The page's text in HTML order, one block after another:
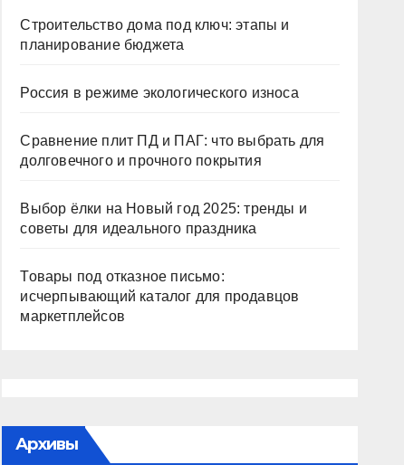
Строительство дома под ключ: этапы и
планирование бюджета
Россия в режиме экологического износа
Сравнение плит ПД и ПАГ: что выбрать для
долговечного и прочного покрытия
Выбор ёлки на Новый год 2025: тренды и
советы для идеального праздника
Товары под отказное письмо:
исчерпывающий каталог для продавцов
маркетплейсов
Архивы